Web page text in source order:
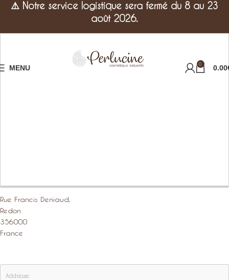
MENU 0 0.00
Rue Francis Deniaud,
Redon
356000
France
Addresse:
⚠️ Notre service logistique sera fermé du 8 au 23
août 2026.